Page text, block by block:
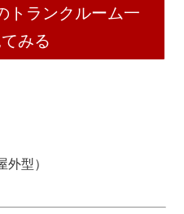
トランクルーム一
みる
外型）